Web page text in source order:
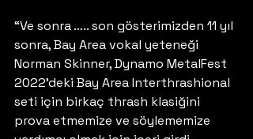
“Ve sonra ….. son gösterimizden 11 yıl
sonra, Bay Area vokal yeteneği
Norman Skinner, Dynamo MetalFest
2022’deki Bay Area Interthrashional
seti için birkaç thrash klasiğini
prova etmemize ve söylememize